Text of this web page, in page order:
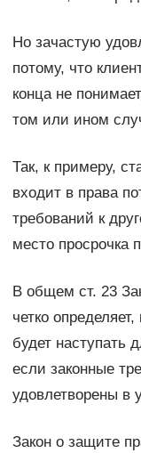
Но зачастую
потому, что
конца не
том или ином
Так, к примеру,
входит в права
требований к
место просрочка
В общем ст. 23
четко
будет наступать
если законные
удовлетворены в
Закон о защите